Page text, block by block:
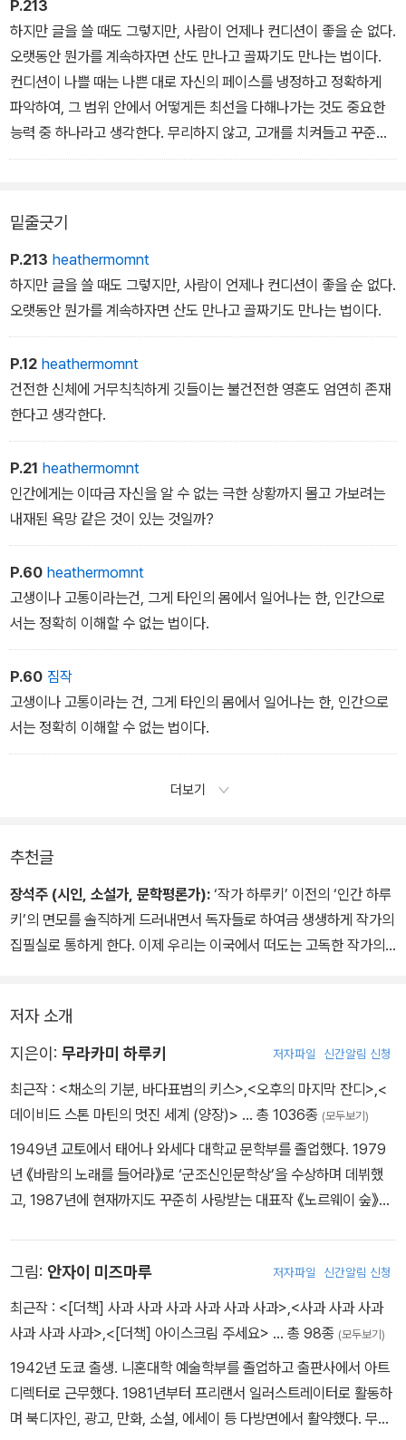
P.213
하지만 글을 쓸 때도 그렇지만, 사람이 언제나 컨디션이 좋을 순 없다.
오랫동안 뭔가를 계속하자면 산도 만나고 골짜기도 만나는 법이다.
컨디션이 나쁠 때는 나쁜 대로 자신의 페이스를 냉정하고 정확하게
파악하여, 그 범위 안에서 어떻게든 최선을 다해나가는 것도 중요한
능력 중 하나라고 생각한다. 무리하지 않고, 고개를 치켜들고 꾸준히
참고 해나간다면, 다시 조금씩 컨디션이 되돌아오는 법이니까.
밑줄긋기
P.213 heathermomnt
하지만 글을 쓸 때도 그렇지만, 사람이 언제나 컨디션이 좋을 순 없다.
오랫동안 뭔가를 계속하자면 산도 만나고 골짜기도 만나는 법이다.
P.12 heathermomnt
건전한 신체에 거무칙칙하게 깃들이는 불건전한 영혼도 엄연히 존재
한다고 생각한다.
P.21 heathermomnt
인간에게는 이따금 자신을 알 수 없는 극한 상황까지 몰고 가보려는
내재된 욕망 같은 것이 있는 것일까?
P.60 heathermomnt
고생이나 고통이라는건, 그게 타인의 몸에서 일어나는 한, 인간으로
서는 정확히 이해할 수 없는 법이다.
P.60 짐작
고생이나 고통이라는 건, 그게 타인의 몸에서 일어나는 한, 인간으로
서는 정확히 이해할 수 없는 법이다.
더보기
추천글
장석주 (시인, 소설가, 문학평론가): ‘작가 하루키’ 이전의 ‘인간 하루
키’의 면모를 솔직하게 드러내면서 독자들로 하여금 생생하게 작가의
집필실로 통하게 한다. 이제 우리는 이국에서 떠도는 고독한 작가의
이 시대의 대변자 하루키. 생생하고도 순수한, 그리고 냉철한 직관력
의 하루키를 통해 일상 속에서 반짝이는 삶의 미학을 다시금 건져 올
저자 소개
지은이: 무라카미 하루키 저자파일 신간알림 신청
최근작 : <채소의 기분, 바다표범의 키스>,<오후의 마지막 잔디>,<
데이비드 스톤 마틴의 멋진 세계 (양장)> … 총 1036종 (모두보기)
1949년 교토에서 태어나 와세다 대학교 문학부를 졸업했다. 1979
년 《바람의 노래를 들어라》로 ‘군조신인문학상’을 수상하며 데뷔했
고, 1987년에 현재까지도 꾸준히 사랑받는 대표작 《노르웨이 숲》을
‘올해의 책’에 선정되었다. 2009년에 《1Q84》로 ‘마이니치출판문화
상’을 수상하는 한편, 이스라엘 최고 문학상인 ‘예루살렘상’을 수상했
다. 장편소설 《애프터 다크》《기사단장 죽이기》《도시와 그 불확실한
동시에 《저녁 무렵에 면도하기》《샐러드를 좋아하는 사자》《무라카미
T》《고양이를 버리다》 등 개성적인 문체가 살아 있는 에세이 역시 꾸
준히 발표하고 있다. 또한 안자이 미즈마루 그림의 《후와후와》, 카트
그림: 안자이 미즈마루 저자파일 신간알림 신청
최근작 : <[더책] 사과 사과 사과 사과 사과 사과>,<사과 사과 사과
사과 사과 사과>,<[더책] 아이스크림 주세요> … 총 98종 (모두보기)
1942년 도쿄 출생. 니혼대학 예술학부를 졸업하고 출판사에서 아트
디렉터로 근무했다. 1981년부터 프리랜서 일러스트레이터로 활동하
며 북디자인, 광고, 만화, 소설, 에세이 등 다방면에서 활약했다. 무라